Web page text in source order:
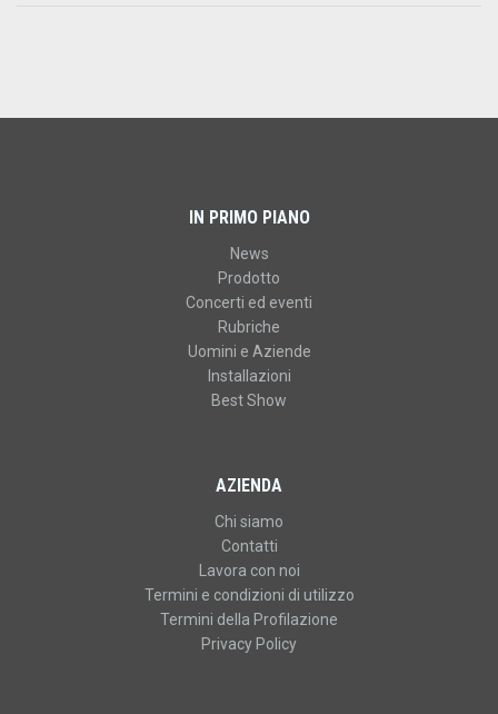
IN PRIMO PIANO
News
Prodotto
Concerti ed eventi
Rubriche
Uomini e Aziende
Installazioni
Best Show
AZIENDA
Chi siamo
Contatti
Lavora con noi
Termini e condizioni di utilizzo
Termini della Profilazione
Privacy Policy